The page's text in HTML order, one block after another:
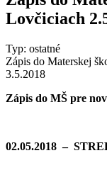
Lovčiciach
Typ: ostatné
Zápis do Materskej
3.5.2018
Zápis do MŠ pre
02.05.2018 –